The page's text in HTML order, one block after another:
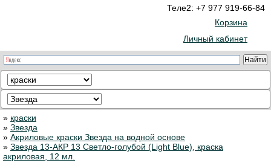
Теле2: +7 977 919-66-84
Корзина
Личный кабинет
» краски
» Звезда
» Акриловые краски Звезда на водной основе
» Звезда 13-АКР 13 Светло-голубой (Light Blue), краска
акриловая, 12 мл.